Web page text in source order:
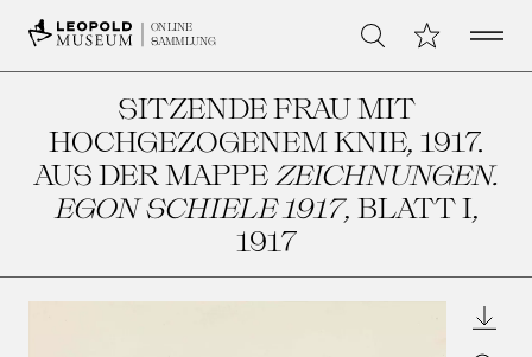
ONLINE
SAMMLUNG
Suche Meine Open
SITZENDE FRAU MIT
HOCHGEZOGENEM KNIE, 1917.
AUS DER MAPPE ZEICHNUNGEN.
EGON SCHIELE 1917, BLATT I,
1917